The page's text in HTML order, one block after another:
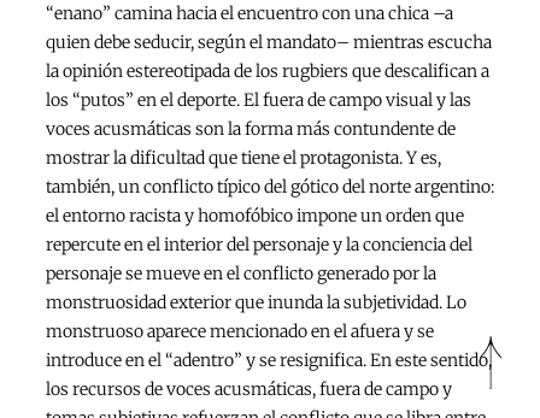
“enano” camina hacia el encuentro con una chica –a
quien debe seducir, según el mandato– mientras escucha
la opinión estereotipada de los rugbiers que descalifican a
los “putos” en el deporte. El fuera de campo visual y las
voces acusmáticas son la forma más contundente de
mostrar la dificultad que tiene el protagonista. Y es,
también, un conflicto típico del gótico del norte argentino:
el entorno racista y homofóbico impone un orden que
repercute en el interior del personaje y la conciencia del
personaje se mueve en el conflicto generado por la
monstruosidad exterior que inunda la subjetividad. Lo
monstruoso aparece mencionado en el afuera y se
introduce en el “adentro” y se resignifica. En este sentido,
los recursos de voces acusmáticas, fuera de campo y